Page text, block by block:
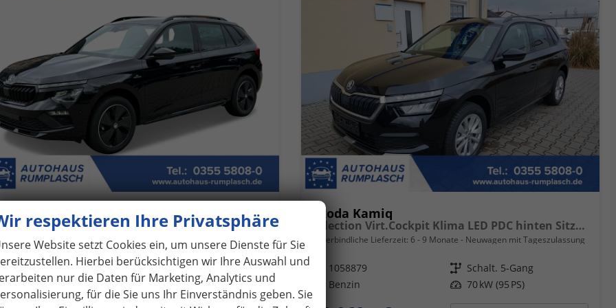
Kamiq
Classic Selection KAMERA+SHZ+KLIMA+TEMPOMAT+LED+16" LM
Lieferzeit: ca. 6 Monate Neuwagen
1060074 Getriebe Schalt. 5-Gang
Kraftstoff Benzin Leistung 70 kW (95 PS)
Skoda Kamiq
Selection Virt.Cockpit Klima LED PDC hinten Sitzheizung
unverbindliche Lieferzeit: 6 - 9 Monate Neuwagen mit Tageszulassung
1058879 Getriebe Schalt. 5-Gang
Benzin Leistung 70 kW (95 PS)
respektieren Ihre Privatsphäre
Website setzt Cookies ein, um unsere Dienste für Sie
Hierbei berücksichtigen wir Ihre Auswahl und
nur die Daten für Marketing, Analytics und
für die Sie uns Ihr Einverständnis geben. Sie